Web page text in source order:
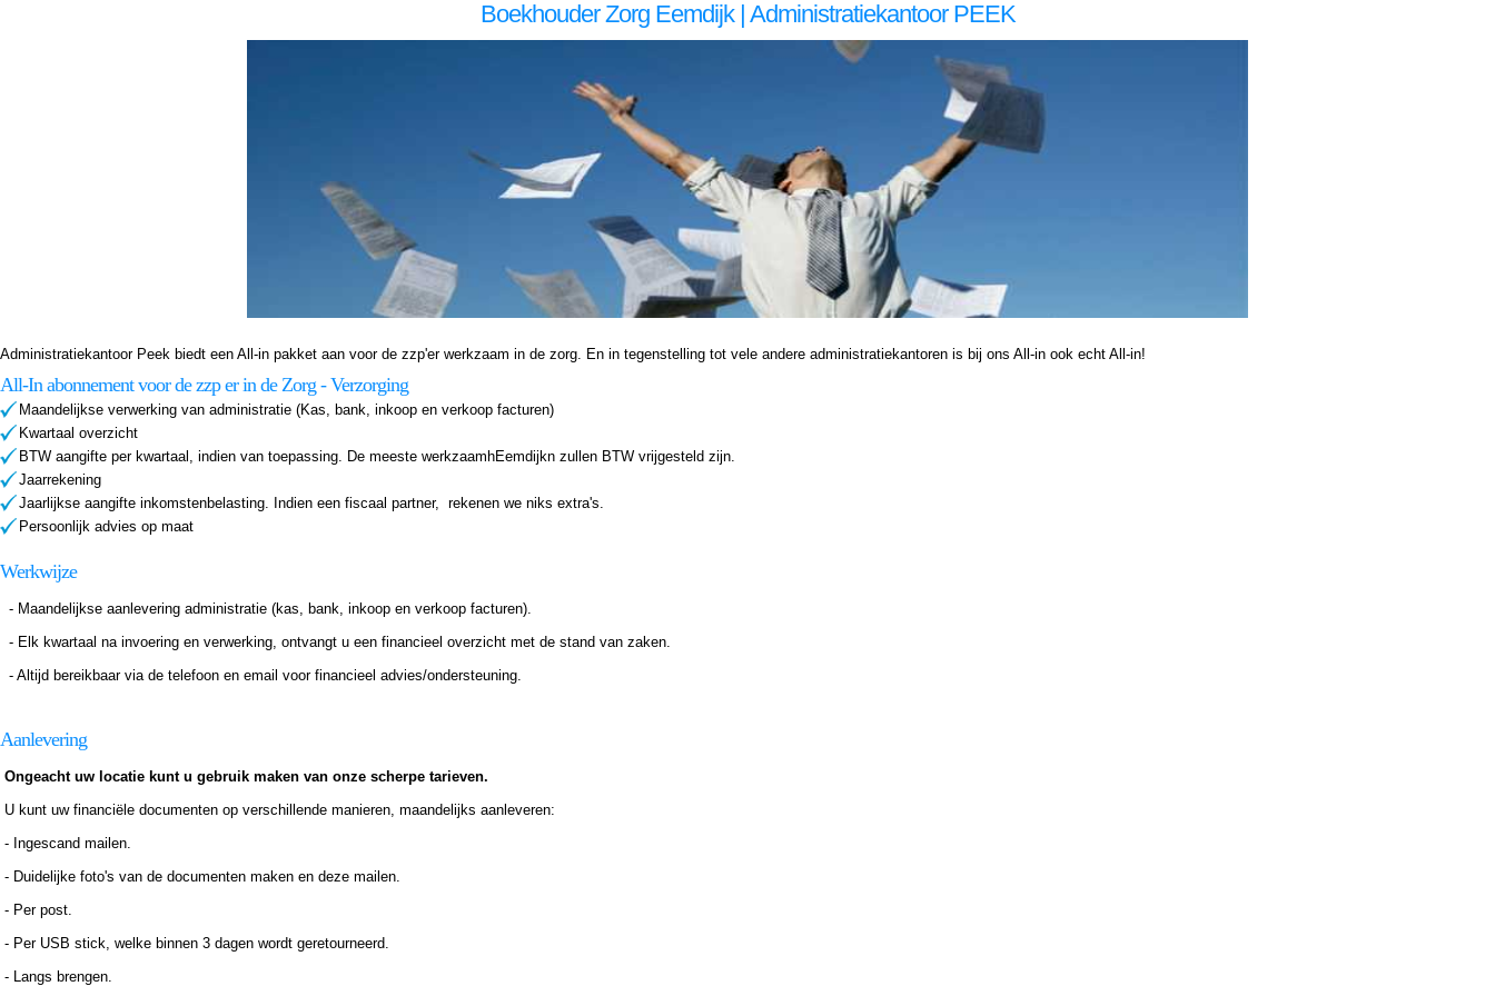
Boekhouder Zorg Eemdijk | Administratiekantoor PEEK
Administratiekantoor Peek biedt een All-in pakket aan voor de zzp'er werkzaam in de zorg. En in tegenstelling tot vele andere administratiekantoren is bij ons All-in ook echt All-in!
All-In abonnement voor de zzp er in de Zorg - Verzorging
Maandelijkse verwerking van administratie (Kas, bank, inkoop en verkoop facturen)
Kwartaal overzicht
BTW aangifte per kwartaal, indien van toepassing. De meeste werkzaamhEemdijkn zullen BTW vrijgesteld zijn.
Jaarrekening
Jaarlijkse aangifte inkomstenbelasting. Indien een fiscaal partner, rekenen we niks extra's.
Persoonlijk advies op maat
Werkwijze
- Maandelijkse aanlevering administratie (kas, bank, inkoop en verkoop facturen).
- Elk kwartaal na invoering en verwerking, ontvangt u een financieel overzicht met de stand van zaken.
- Altijd bereikbaar via de telefoon en email voor financieel advies/ondersteuning.
Aanlevering
Ongeacht uw locatie kunt u gebruik maken van onze scherpe tarieven.
U kunt uw financiële documenten op verschillende manieren, maandelijks aanleveren:
- Ingescand mailen.
- Duidelijke foto's van de documenten maken en deze mailen.
- Per post.
- Per USB stick, welke binnen 3 dagen wordt geretourneerd.
- Langs brengen.